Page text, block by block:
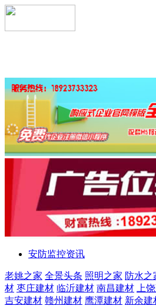
安防监控资讯
老姚之家 全景头条 照明之家 防水之
材 枣庄建材 临沂建材 南昌建材 上
吉安建材 赣州建材 鹰潭建材 新余建